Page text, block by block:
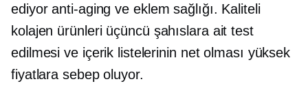
ediyoranti-aging ve eklem sağlığı. Kaliteli
kolajen ürünleri üçüncü şahıslara ait test
edilmesi ve içerik listelerinin net olması yüksek
fiyatlara sebep oluyor.